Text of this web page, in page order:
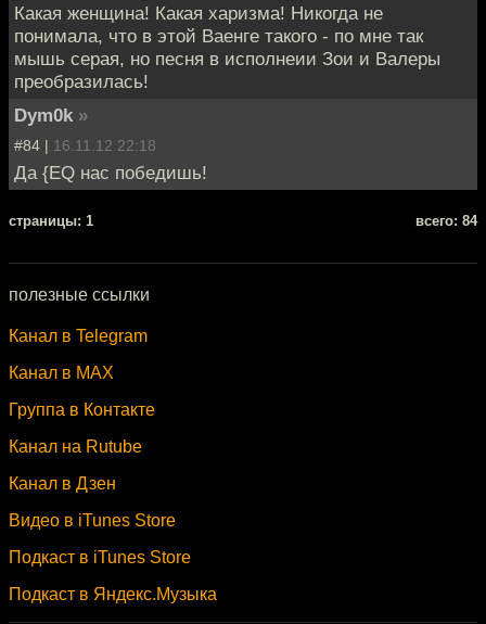
Какая женщина! Какая харизма! Никогда не
понимала, что в этой Ваенге такого - по мне так
мышь серая, но песня в исполнеии Зои и Валеры
преобразилась!
Dym0k »
#84 | 16.11.12 22:18
Да {EQ нас победишь!
cтраницы: 1 всего: 84
полезные ссылки
Канал в Telegram
Канал в MAX
Группа в Контакте
Канал на Rutube
Канал в Дзен
Видео в iTunes Store
Подкаст в iTunes Store
Подкаст в Яндекс.Музыка